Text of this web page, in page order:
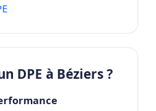
DPE à Béziers ?